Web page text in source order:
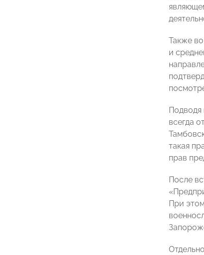
Также
и
Подводя
всегда
такая
прав
После
При